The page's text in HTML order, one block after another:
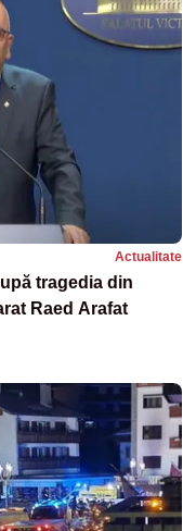
Actualitate
tragedia din
Raed Arafat